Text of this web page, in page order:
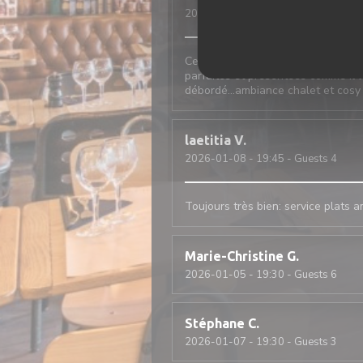
2026-01-09
Cela fait 20 ans que j‘y vais, seul
parfaites et présentées comme il
débordé…ambiance chalet et cosy
laetitia V
2026-01-08 - 19:45 - Guests 4
Toujours très bien: service plats
Marie-Christine G
2026-01-05 - 19:30 - Guests 6
Stéphane C
2026-01-07 - 19:30 - Guests 3